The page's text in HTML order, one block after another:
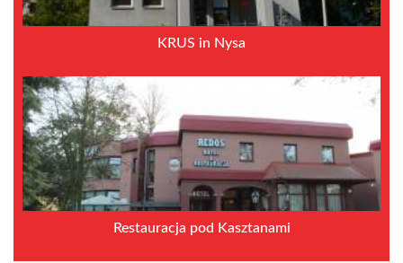
KRUS in Nysa
Restauracja pod Kasztanami